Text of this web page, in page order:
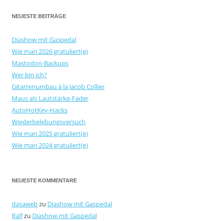
NEUESTE BEITRÄGE
Diashow mit Gaspedal
Wie man 2026 gratuliert(e)
Mastodon-Backups
Wer bin ich?
Gitarrenumbau à la Jacob Collier
Maus als Lautstärke-Fader
AutoHotKey-Hacks
Wiederbelebungsversuch
Wie man 2025 gratuliert(e)
Wie man 2024 gratuliert(e)
NEUESTE KOMMENTARE
dasawebzu Diashow mit Gaspedal
Ralfzu Diashow mit Gaspedal